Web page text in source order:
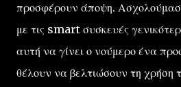
προσφέρουν άποψη.
με τις smart συσκευές
αυτή να γίνει ο νούμερο ένα
θέλουν να βελτιώσουν τη χρήση